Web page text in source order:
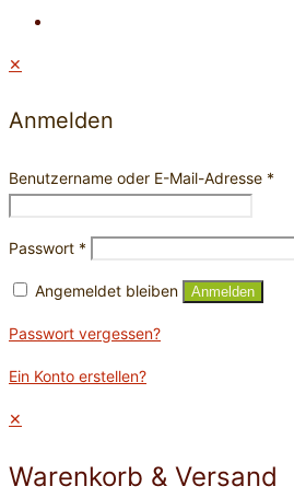
✕
Anmelden
Benutzername oder E-Mail-Adresse *
Passwort *
Angemeldet bleiben Anmelden
Passwort vergessen?
Ein Konto erstellen?
✕
Warenkorb & Versand